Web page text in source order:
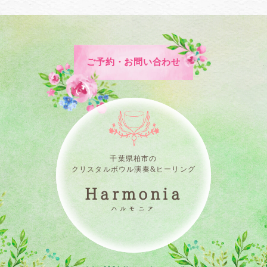
ご予約・お問い合わせ
千葉県柏市の
クリスタルボウル演奏&ヒーリング
Harmonia
ハルモニア